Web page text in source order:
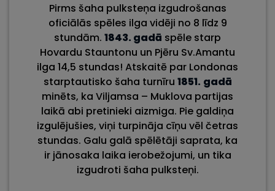
Pirms šaha pulksteņa izgudrošanas
oficiālās spēles ilga vidēji no 8 līdz 9
stundām. 1843. gadā spēle starp
Hovardu Stauntonu un Pjēru Sv.Amantu
ilga 14,5 stundas! Atskaitē par Londonas
starptautisko šaha turnīru 1851. gadā
minēts, ka Viljamsa – Muklova partijas
laikā abi pretinieki aizmiga. Pie galdiņa
izgulējušies, viņi turpināja cīņu vēl četras
stundas. Galu galā spēlētāji saprata, ka
ir jānosaka laika ierobežojumi, un tika
izgudroti šaha pulksteņi.